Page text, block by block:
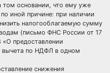
том основании, что ему уже
иной причине: при наличии
налогооблагаемую сумму
(письмо ФНС России от 17
предоставлении
вычета по НДФЛ в одном
снижения